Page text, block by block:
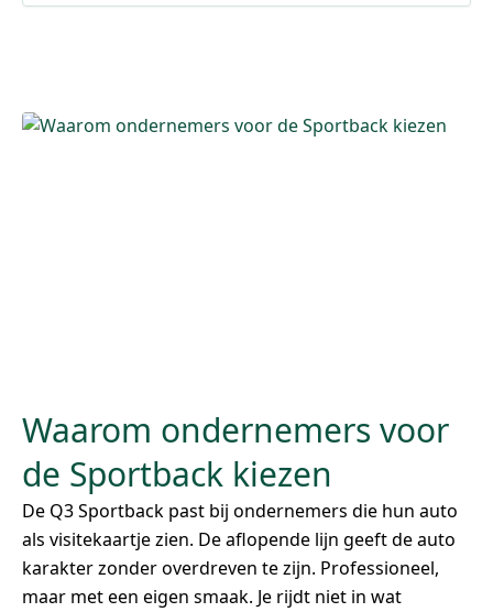
Waarom ondernemers voor
de Sportback kiezen
De Q3 Sportback past bij ondernemers die hun auto
als visitekaartje zien. De aflopende lijn geeft de auto
karakter zonder overdreven te zijn. Professioneel,
maar met een eigen smaak. Je rijdt niet in wat